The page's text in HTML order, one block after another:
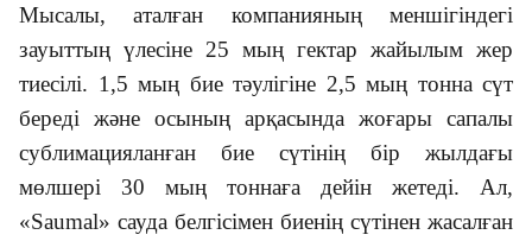
Мысалы, аталған компанияның меншігіндегі
зауыттың үлесіне 25 мың гектар жайылым жер
тиесілі. 1,5 мың бие тәулігіне 2,5 мың тонна сүт
береді және осының арқасында жоғары сапалы
сублимацияланған бие сүтінің бір жылдағы
мөлшері 30 мың тоннаға дейін жетеді. Ал,
«Saumal» сауда белгісімен биенің сүтінен жасалған